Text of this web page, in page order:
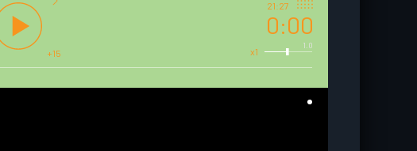
0:00
21:27
1.0
x1
+15